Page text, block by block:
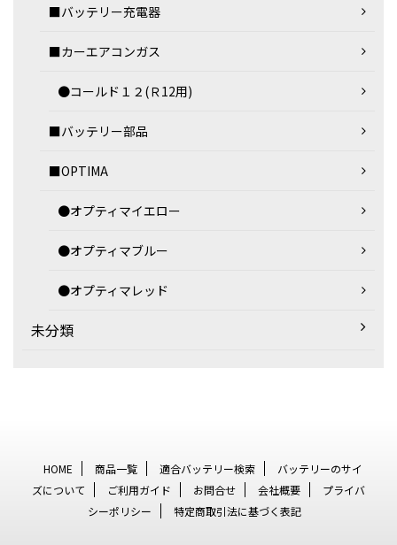
■バッテリー充電器
■カーエアコンガス
●コールド１２(Ｒ12用)
■バッテリー部品
■OPTIMA
●オプティマイエロー
●オプティマブルー
●オプティマレッド
未分類
HOME 商品一覧 適合バッテリー検索
バッテリーのサイ
ズについて
ご利用ガイド お問合せ 会社概要
プライバ
シーポリシー
特定商取引法に基づく表記